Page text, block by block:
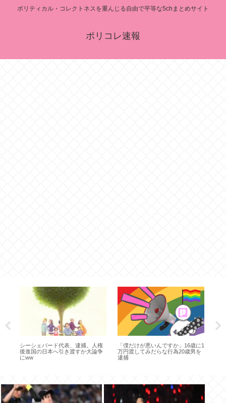
ポリティカル・コレクトネスを重んじる自由で平等な5chまとめサイト
ポリコレ速報
シーシェパード代表、逮捕。人権
後進国の日本へ引き渡すか大論争
にww
「僕だけが悪いんですか」16歳に1
万円渡してみだらな行為20歳男を
逮捕